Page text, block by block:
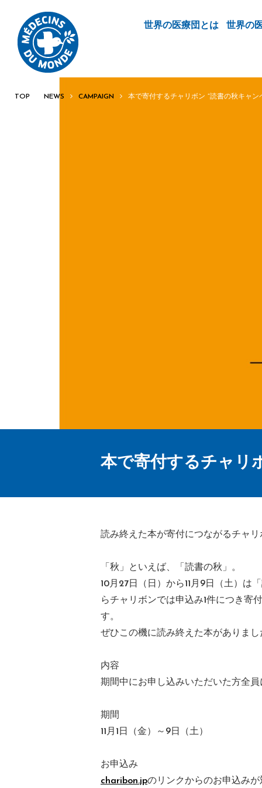
世界の医療団とは 世界の
TOP NEWS CAMPAIGN 本で寄付するチャリボン ”読書の秋キャン
本で寄付するチャリ
読み終えた本が寄付につながるチャ
「秋」といえば、「読書の秋」。
10月27日（日）から11月9日（土）は
らチャリボンでは申込み1件につき寄
す。
ぜひこの機に読み終えた本がありま
内容
期間中にお申し込みいただいた方全
期間
11月1日（金）～9日（土）
お申込み
charibon.jpのリンクからのお申込み